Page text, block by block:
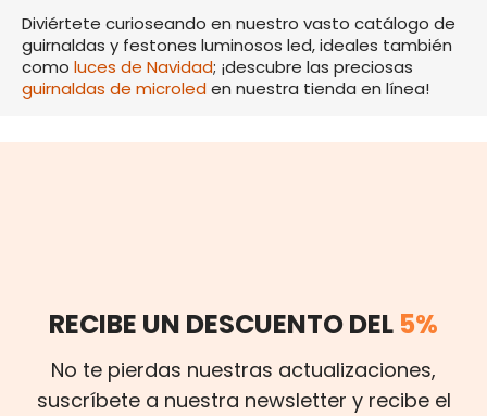
Diviértete curioseando en nuestro vasto catálogo de
guirnaldas y festones luminosos led, ideales también
como luces de Navidad; ¡descubre las preciosas
guirnaldas de microleden nuestra tienda en línea!
RECIBE UN DESCUENTO DEL 5%
No te pierdas nuestras actualizaciones,
suscríbete a nuestra newsletter y recibe el